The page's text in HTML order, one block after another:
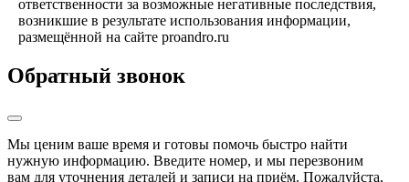
ответственности за возможные негативные последствия,
возникшие в результате использования информации,
размещённой на сайте proandro.ru
Обратный звонок
Мы ценим ваше время и готовы помочь быстро найти
нужную информацию. Введите номер, и мы перезвоним
вам для уточнения деталей и записи на приём. Пожалуйста,